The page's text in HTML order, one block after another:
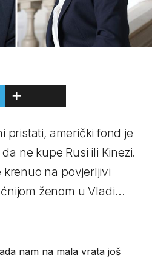
pristati, američki fond je
ne kupe Rusi ili Kinezi.
krenuo na povjerljivi
ženom u Vladi...
nam na mala vrata još